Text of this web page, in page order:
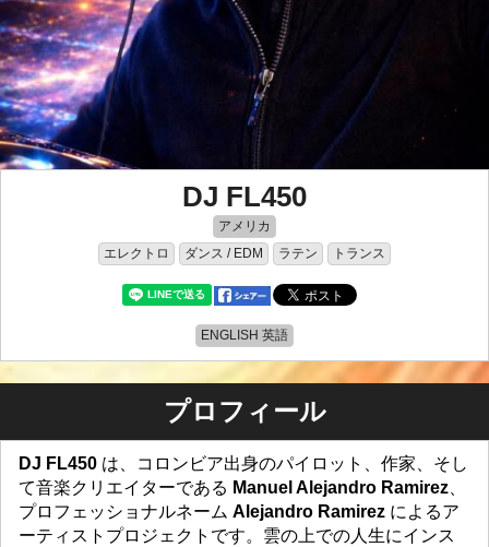
DJ FL450
アメリカ
エレクトロ
ダンス / EDM ラテン トランス
ENGLISH 英語
プロフィール
DJ FL450 は、コロンビア出身のパイロット、作家、そし
て音楽クリエイターである Manuel Alejandro Ramirez
プロフェッショナルネーム Alejandro Ramirez によるア
ーティストプロジェクトです。雲の上での人生にインス